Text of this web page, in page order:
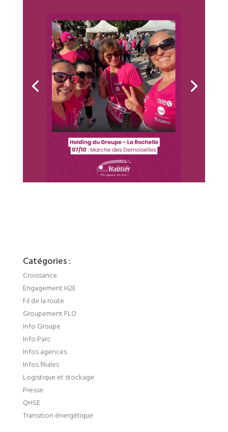
Catégories :
Croissance
Engagement H2E
Fil de la route
Groupement FLO
Info Groupe
Info Parc
Infos agences
Infos filiales
Logistique et stockage
Presse
QHSE
Transition énergétique